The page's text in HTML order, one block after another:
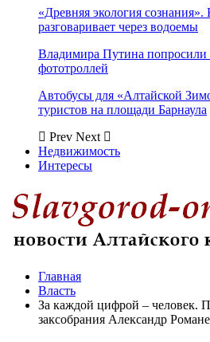
«Древняя экология
разговаривает через водоемы
Владимира Путина попросили
фототроллей
Автобусы для «Алтайской
туристов на площади Барнаула
Prev Next
Недвижимость
Интересы
Главная
Власть
За каждой цифрой – человек.
заксобрания Александр